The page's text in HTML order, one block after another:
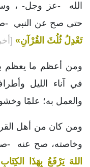
الله -عز وجل- ،
حتى صح عن النبي -
تَعْدِلُ ثُلُثَ القُرْآنِ»
ومن أعظم ما يعظم به
في آناء الليل
والعمل به؛ علمًا
ومن كان من أهل
وخاصته، صح عنه -
اللهَ يَرْفَعُ بِهَذَا